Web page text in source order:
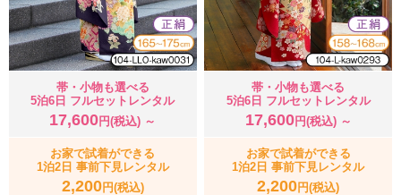
帯・小物も選べる
5泊6日 フルセットレンタル
17,600 円(税込) ～
お家で試着ができる
1泊2日 事前下見レンタル
2,200円(税込)
帯・小物も選べる
5泊6日 フルセットレンタル
17,600円(税込) ～
お家で試着ができる
1泊2日 事前下見レンタル
2,200円(税込)